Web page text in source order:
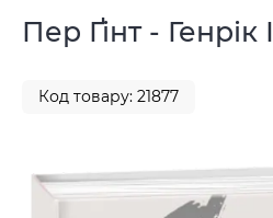
Пер Ґінт -
Код товару: 21877